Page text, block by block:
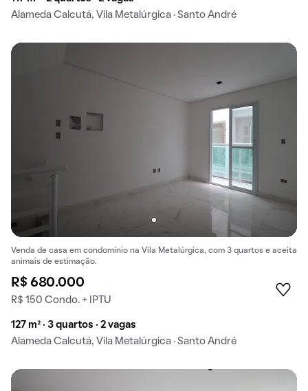
Alameda Calcutá, Vila Metalúrgica · Santo André
Venda de casa em condomínio na Vila Metalúrgica, com 3 quartos e aceita
animais de estimação.
R$ 680.000
R$ 150 Condo. + IPTU
127 m² · 3 quartos · 2 vagas
Alameda Calcutá, Vila Metalúrgica · Santo André